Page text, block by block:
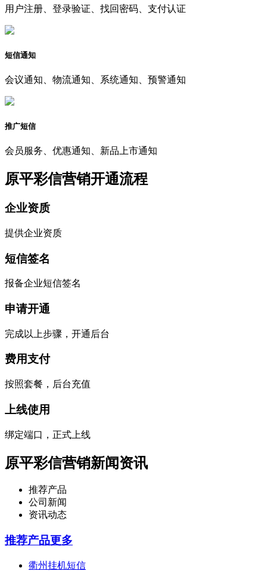
用户注册、登录验证、找回密码、支付认证
短信通知
会议通知、物流通知、系统通知、预警通知
推广短信
会员服务、优惠通知、新品上市通知
原平彩信营销开通流程
企业资质
提供企业资质
短信签名
报备企业短信签名
申请开通
完成以上步骤，开通后台
费用支付
按照套餐，后台充值
上线使用
绑定端口，正式上线
原平彩信营销新闻资讯
推荐产品
公司新闻
资讯动态
推荐产品更多
衢州挂机短信